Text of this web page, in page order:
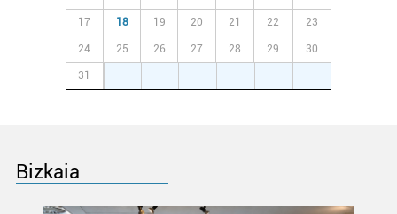
produktuak garatzeko. Zure datuak nork eta zertarako
erabiltzen dituen hauta dezakezu.
Bazkide batzuek ez dizute baimenik eskatzen, eta beren
dezakezun ikusteko.
Lortu zure datu pertsonalak prozesatzeko moduari
17 18 19 20 21 22 23
24 25 26 27 28 29 30
31
Bizkaia